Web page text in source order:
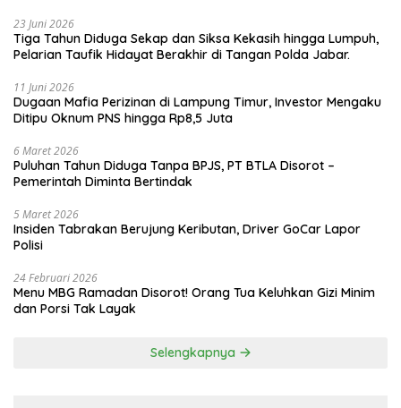
23 Juni 2026
Tiga Tahun Diduga Sekap dan Siksa Kekasih hingga Lumpuh,
Pelarian Taufik Hidayat Berakhir di Tangan Polda Jabar.
11 Juni 2026
Dugaan Mafia Perizinan di Lampung Timur, Investor Mengaku
Ditipu Oknum PNS hingga Rp8,5 Juta
6 Maret 2026
Puluhan Tahun Diduga Tanpa BPJS, PT BTLA Disorot –
Pemerintah Diminta Bertindak
5 Maret 2026
Insiden Tabrakan Berujung Keributan, Driver GoCar Lapor
Polisi
24 Februari 2026
Menu MBG Ramadan Disorot! Orang Tua Keluhkan Gizi Minim
dan Porsi Tak Layak
Selengkapnya